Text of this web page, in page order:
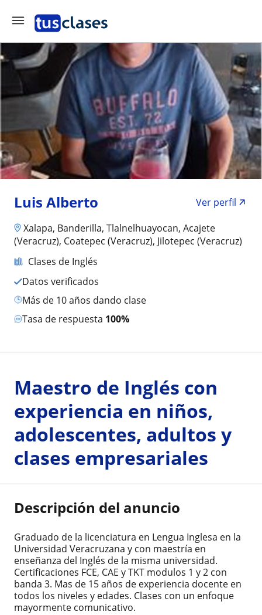
Luis Alberto
Ver perfil
Xalapa, Banderilla, Tlalnelhuayocan, Acajete
(Veracruz), Coatepec (Veracruz), Jilotepec (Veracruz)
Clases de Inglés
Datos verificados
más de 10 años dando clase
Tasa de respuesta 100%
Maestro de Inglés con
experiencia en niños,
adolescentes, adultos y
clases empresariales
Descripción del anuncio
Graduado de la licenciatura en Lengua Inglesa en la
Universidad Veracruzana y con maestría en
enseñanza del Inglés de la misma universidad.
Certificaciones FCE, CAE y TKT modulos 1 y 2 con
banda 3. Mas de 15 años de experiencia docente en
todos los niveles y edades. Clases con un enfoque
mayormente comunicativo.